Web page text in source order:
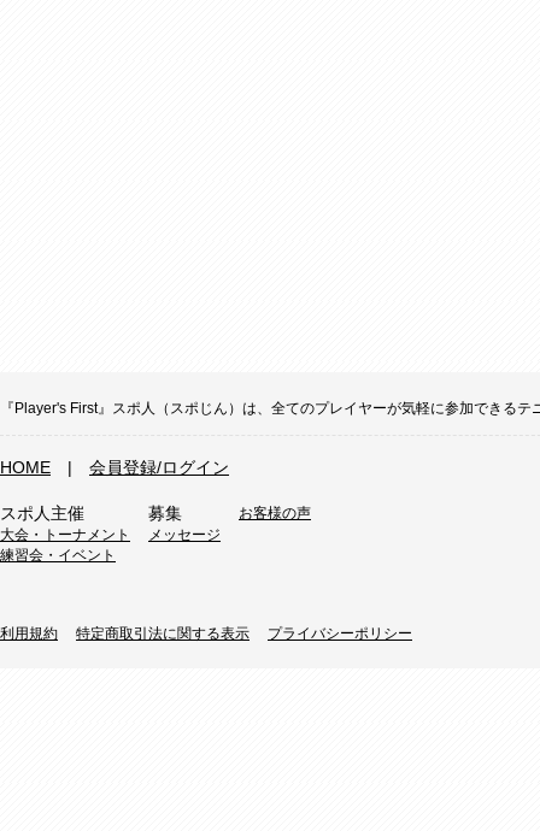
『Player's First』スポ人（スポじん）は、全てのプレイヤーが気軽に参加できる
HOME | 会員登録/ログイン
スポ人主催
大会・トーナメント
練習会・イベント
募集
メッセージ
お客様の声
利用規約 特定商取引法に関する表示 プライバシーポリシー